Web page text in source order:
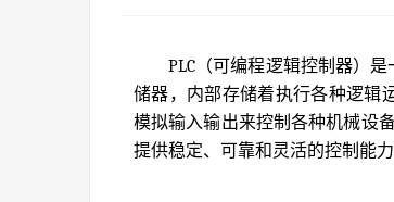
PLC（可编程逻辑控制器）
储器，内部存储着执行各种逻辑
模拟输入输出来控制各种机械设
提供稳定、可靠和灵活的控制能